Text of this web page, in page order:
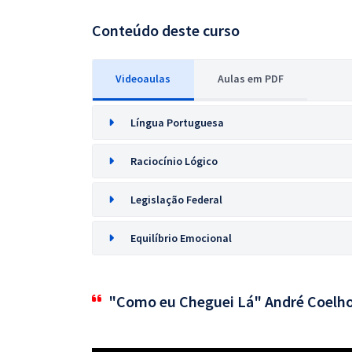
Conteúdo deste curso
Videoaulas Aulas em PDF
Língua Portuguesa
Raciocínio Lógico
Legislação Federal
Equilíbrio Emocional
"Como eu Cheguei Lá" André